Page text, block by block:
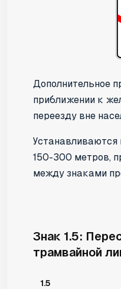
Дополнительное
приближении к
переезду вне
Устанавливаются
150-300 метров,
между знаками
Знак 1.5:
трамвайной
1.5